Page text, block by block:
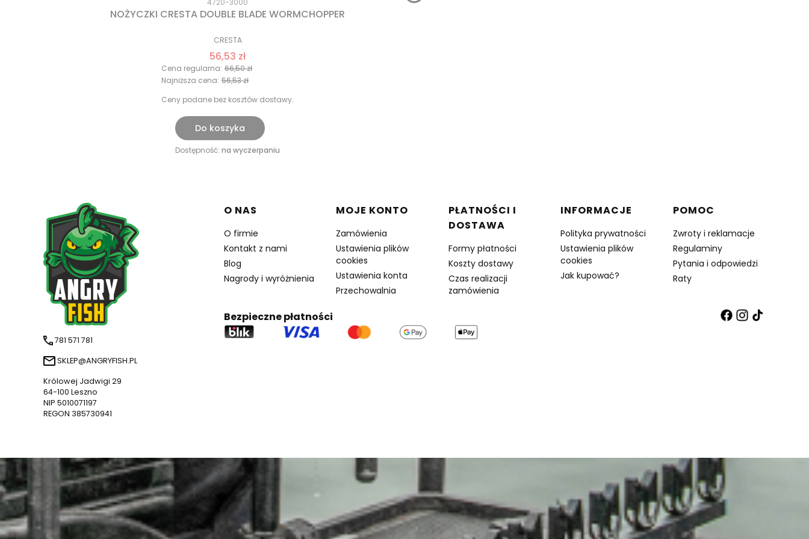
NOŻYCZKI CRESTA DOUBLE BLADE WORMCHOPPER
CRESTA
56,53 zł
Cena regularna: 66,50 zł
Najniższa cena: 56,53 zł
Ceny podane bez kosztów dostawy.
Do koszyka
Dostępność: na wyczerpaniu
781 571 781
SKLEP@ANGRYFISH.PL
Królowej Jadwigi 29
64-100 Leszno
NIP 5010071197
REGON 385730941
Linki w stopce
O NAS
O firmie
Kontakt z nami
Blog
Nagrody i wyróżnienia
MOJE KONTO
Zamówienia
Ustawienia plików
cookies
Ustawienia konta
Przechowalnia
PŁATNOŚCI I
DOSTAWA
Formy płatności
Koszty dostawy
Czas realizacji
zamówienia
INFORMACJE
Polityka prywatności
Ustawienia plików
cookies
Jak kupować?
POMOC
Zwroty i reklamacje
Regulaminy
Pytania i odpowiedzi
Raty
Bezpieczne płatności